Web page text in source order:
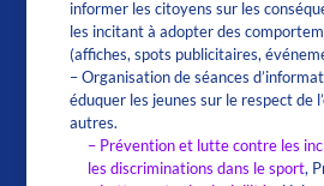
informer les citoyens sur les
les incitant à adopter des
(affiches, spots publicitaires,
– Organisation de séances
éduquer les jeunes sur le respect de
autres.
– Prévention et lutte contre les
les discriminations dans le sport,